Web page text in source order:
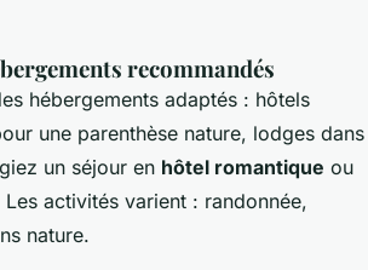
recommandés
hébergements adaptés : hôtels
une parenthèse nature, lodges dans
un séjour en hôtel romantique ou
activités varient : randonnée,
nature.